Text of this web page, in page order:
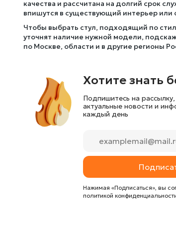
качества и рассчитана на долгий срок
впишутся в существующий интерьер или
Чтобы выбрать стул, подходящий по
уточнят наличие нужной модели,
по Москве, области и в другие регионы
Хотите знать
Подпишитесь на
актуальные новости и
каждый день
Нажимая «Подписаться», вы
политикой